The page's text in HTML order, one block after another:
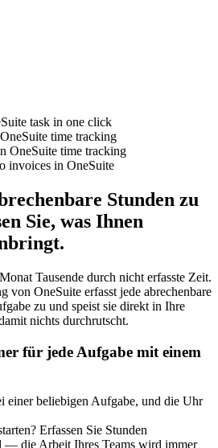
Stunden zu
Sie, was Ihnen
Tausende durch nicht erfasste Zeit.
von OneSuite erfasst jede abrechenbare
zu und speist sie direkt in Ihre
nichts durchrutscht.
für jede Aufgabe mit einem
einer beliebigen Aufgabe, und die Uhr
Erfassen Sie Stunden
— die Arbeit Ihres Teams wird immer